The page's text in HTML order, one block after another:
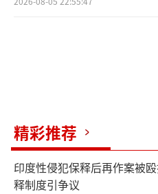
精彩推荐
印度性侵犯保释后再作案被
释制度引争议